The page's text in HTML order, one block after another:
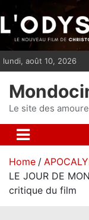
i
p
n
lundi, août 10, 2026
Le site des
Home
LE JOUR DE
critique du film